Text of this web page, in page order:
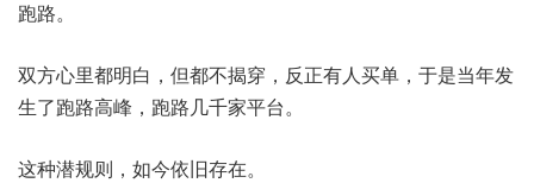
跑路。
双方心里都明白，但都不揭穿，反正有人买单，于是当年发
生了跑路高峰，跑路几千家平台。
这种潜规则，如今依旧存在。